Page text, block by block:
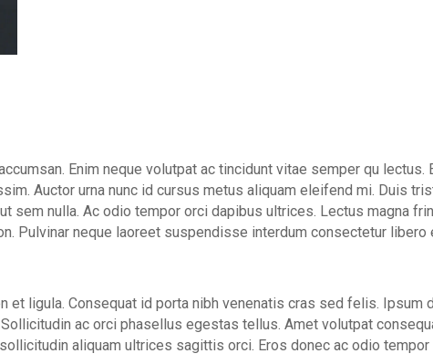
Enim neque volutpat ac tincidunt vitae semper qu lectus.
Auctor urna nunc id cursus metus aliquam eleifend mi. Duis
sem nulla. Ac odio tempor orci dapibus ultrices. Lectus magna
Pulvinar neque laoreet suspendisse interdum consectetur libero
et ligula. Consequat id porta nibh venenatis cras sed felis. Ipsum
ac orci phasellus egestas tellus. Amet volutpat
aliquam ultrices sagittis orci. Eros donec ac odio tempor